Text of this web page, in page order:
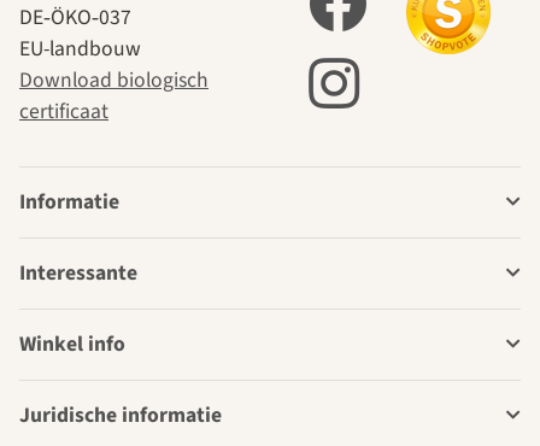
DE‑ÖKO‑037
EU-landbouw
Download biologisch
certificaat
Informatie
Interessante
Winkel info
Juridische informatie